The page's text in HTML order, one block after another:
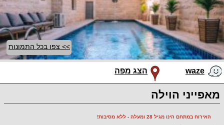
>> צפו בכל התמונות
waze הצג מפה
מאפייני הוילה
האירוח במתחם הינו מגיל 28 ומעלה - ללא מסיבות!